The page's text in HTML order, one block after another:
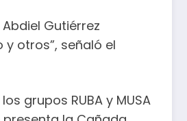
Gutiérrez
otros”, señaló el
grupos RUBA y MUSA